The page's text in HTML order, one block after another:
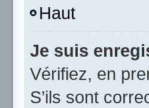
Haut
Je suis
Vérifiez, en
S’ils sont